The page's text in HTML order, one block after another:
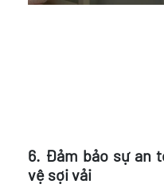
6. Đảm bảo sự an
vệ sợi vải